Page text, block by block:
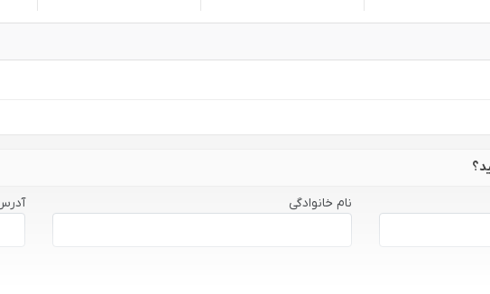
نام خانوادگی